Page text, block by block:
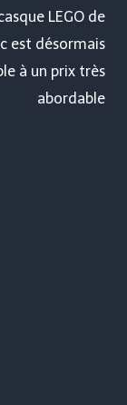
LEGO de
est désormais
à un prix très
abordable